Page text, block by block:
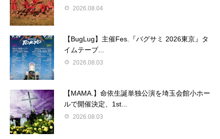
2026.08.04
【BugLug】主催Fes.『バグサミ 2026東京』タ
イムテーブ...
2026.08.03
【MAMA.】命依生誕単独公演を埼玉会館小ホー
ルで開催決定、1st...
2026.08.03